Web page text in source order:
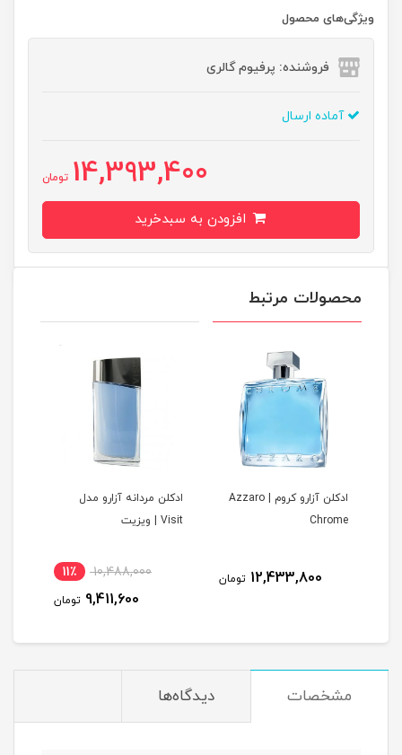
ویژگی‌های محصول
فروشنده: پرفیوم گالری
آماده ارسال
14,393,400 تومان
محصولات مرتبط
ادکلن آزارو کروم | Azzaro
Chrome
12,433,800 تومان
ادکلن مردانه آزارو مدل
Visit | ویزیت
10,488,000 11٪
9,411,600 تومان
مشخصات دیدگاه‌ها